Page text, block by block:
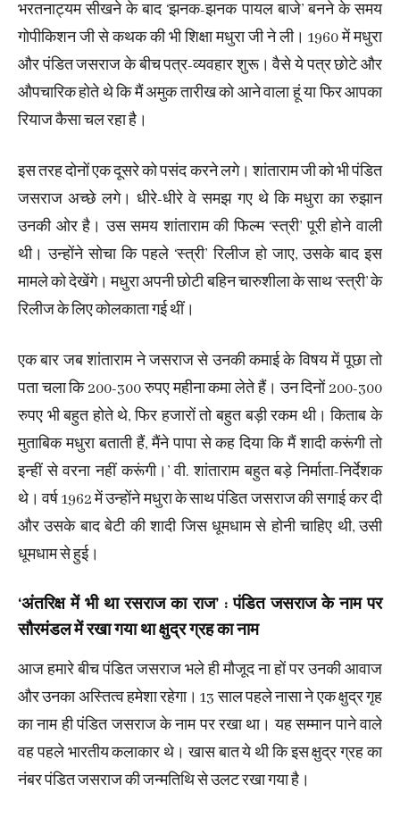
भरतनाट्यम सीखने के बाद ‘झनक-झनक पायल बाजे’ बनने के समय
गोपीकिशन जी से कथक की भी शिक्षा मधुरा जी ने ली। 1960 में मधुरा
और पंडित जसराज के बीच पत्र-व्यवहार शुरू। वैसे ये पत्र छोटे और
औपचारिक होते थे कि मैं अमुक तारीख को आने वाला हूं या फिर आपका
रियाज कैसा चल रहा है।
इस तरह दोनों एक दूसरे को पसंद करने लगे। शांताराम जी को भी पंडित
जसराज अच्छे लगे। धीरे-धीरे वे समझ गए थे कि मधुरा का रुझान
उनकी ओर है। उस समय शांताराम की फिल्म ‘स्त्री’ पूरी होने वाली
थी। उन्होंने सोचा कि पहले ‘स्त्री’ रिलीज हो जाए, उसके बाद इस
मामले को देखेंगे। मधुरा अपनी छोटी बहिन चारुशीला के साथ ‘स्त्री’ के
रिलीज के लिए कोलकाता गई थीं।
एक बार जब शांताराम ने जसराज से उनकी कमाई के विषय में पूछा तो
पता चला कि 200-300 रुपए महीना कमा लेते हैं। उन दिनों 200-300
रुपए भी बहुत होते थे, फिर हजारों तो बहुत बड़ी रकम थी। किताब के
मुताबिक मधुरा बताती हैं, मैंने पापा से कह दिया कि मैं शादी करूंगी तो
इन्हीं से वरना नहीं करूंगी।’ वी. शांताराम बहुत बड़े निर्माता-निर्देशक
थे। वर्ष 1962 में उन्होंने मधुरा के साथ पंडित जसराज की सगाई कर दी
और उसके बाद बेटी की शादी जिस धूमधाम से होनी चाहिए थी, उसी
धूमधाम से हुई।
‘अंतरिक्ष में भी था रसराज का राज’ : पंडित जसराज के नाम पर
सौरमंडल में रखा गया था क्षुद्र ग्रह का नाम
आज हमारे बीच पंडित जसराज भले ही मौजूद ना हों पर उनकी आवाज
और उनका अस्तित्व हमेशा रहेगा। 13 साल पहले नासा ने एक क्षुद्र गृह
का नाम ही पंडित जसराज के नाम पर रखा था। यह सम्मान पाने वाले
वह पहले भारतीय कलाकार थे। खास बात ये थी कि इस क्षुद्र ग्रह का
नंबर पंडित जसराज की जन्मतिथि से उलट रखा गया है।